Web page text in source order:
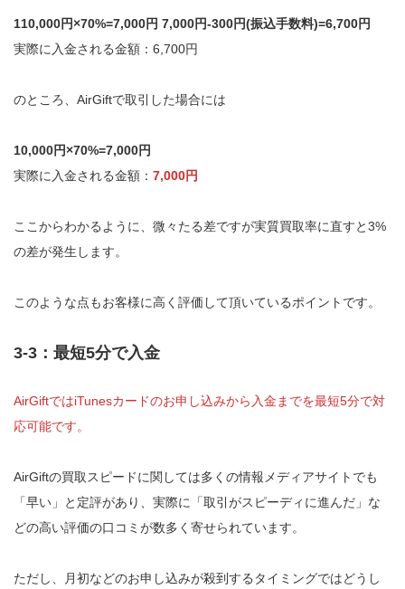
110,000円×70%=7,000円 7,000円-300円(振込手数料)=6,700円
実際に入金される金額：6,700円
のところ、AirGiftで取引した場合には
10,000円×70%=7,000円
実際に入金される金額： 7,000円
ここからわかるように、微々たる差ですが実質買取率に直すと3%
の差が発生します。
このような点もお客様に高く評価して頂いているポイントです。
3-3：最短5分で入金
AirGiftではiTunesカードのお申し込みから入金までを最短5分で対
応可能です。
AirGiftの買取スピードに関しては多くの情報メディアサイトでも
「早い」と定評があり、実際に「取引がスピーディに進んだ」な
どの高い評価の口コミが数多く寄せられています。
ただし、月初などのお申し込みが殺到するタイミングではどうし